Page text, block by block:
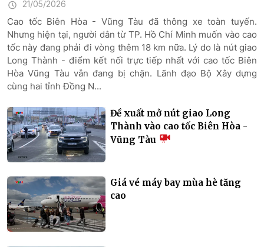
21/05/2026
Cao tốc Biên Hòa - Vũng Tàu đã thông xe toàn tuyến.
Nhưng hiện tại, người dân từ TP. Hồ Chí Minh muốn vào cao
tốc này đang phải đi vòng thêm 18 km nữa. Lý do là nút giao
Long Thành - điểm kết nối trực tiếp nhất với cao tốc Biên
Hòa Vũng Tàu vẫn đang bị chặn. Lãnh đạo Bộ Xây dựng
cùng hai tỉnh Đồng N...
Đề xuất mở nút giao Long
Thành vào cao tốc Biên Hòa -
Vũng Tàu
Giá vé máy bay mùa hè tăng
cao